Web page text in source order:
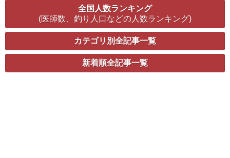
全国人数ランキング
(医師数、釣り人口などの人数ランキング)
カテゴリ別全記事一覧
新着順全記事一覧